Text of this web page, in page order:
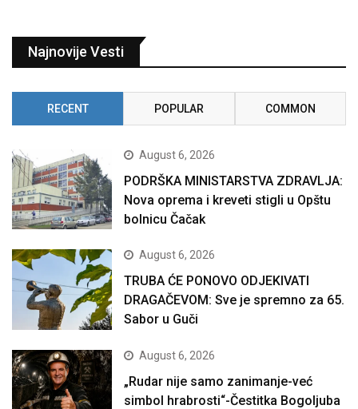
Najnovije Vesti
RECENT POPULAR COMMON
August 6, 2026
PODRŠKA MINISTARSTVA ZDRAVLJA:
Nova oprema i kreveti stigli u Opštu
bolnicu Čačak
August 6, 2026
TRUBA ĆE PONOVO ODJEKIVATI
DRAGAČEVOM: Sve je spremno za 65.
Sabor u Guči
August 6, 2026
„Rudar nije samo zanimanje-već
simbol hrabrosti“-Čestitka Bogoljuba